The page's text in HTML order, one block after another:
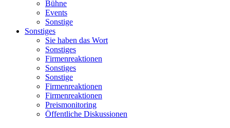
Bühne
Events
Sonstige
Sonstiges
Sie haben das Wort
Sonstiges
Firmenreaktionen
Sonstiges
Sonstige
Firmenreaktionen
Firmenreaktionen
Preismonitoring
Öffentliche Diskussionen